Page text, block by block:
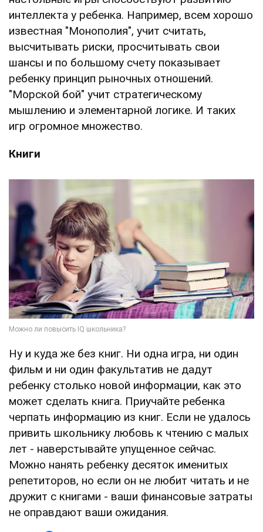
интеллекта у ребенка. Например, всем хорошо
известная "Монополия", учит считать,
высчитывать риски, просчитывать свои
шансы и по большому счету показывает
ребенку принцип рыночных отношений.
"Морской бой" учит стратегическому
мышлению и элементарной логике. И таких
игр огромное множество.
Книги
Ну и куда же без книг. Ни одна игра, ни один
фильм и ни один факультатив не дадут
ребенку столько новой информации, как это
может сделать книга. Приучайте ребенка
черпать информацию из книг. Если не удалось
привить школьнику любовь к чтению с малых
лет - наверстывайте упущенное сейчас.
Можно нанять ребенку десяток именитых
репетиторов, но если он не любит читать и не
дружит с книгами - ваши финансовые затраты
не оправдают ваши ожидания.